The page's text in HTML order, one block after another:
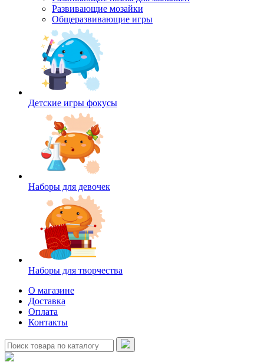
Развивающие мозайки
Общеразвивающие игры
Детские игры фокусы
Наборы для девочек
Наборы для творчества
О магазине
Доставка
Оплата
Контакты